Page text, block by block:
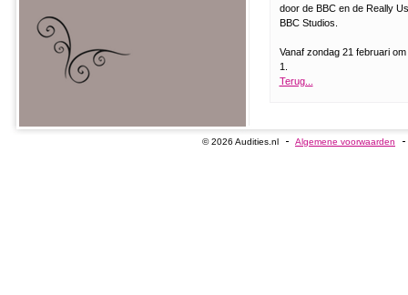
door de BBC en de Really
BBC Studios.
Vanaf zondag 21 februari
1.
Terug...
© 2026 Audities.nl Algemene voorwaarden